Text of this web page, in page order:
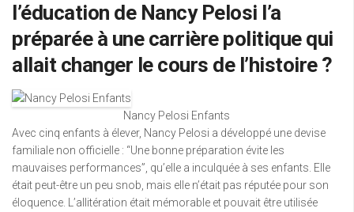
l’éducation de Nancy Pelosi l’a
préparée à une carrière politique qui
allait changer le cours de l’histoire ?
Nancy Pelosi Enfants
Avec cinq enfants à élever, Nancy Pelosi a développé une devise
familiale non officielle : “Une bonne préparation évite les
mauvaises performances”, qu’elle a inculquée à ses enfants. Elle
était peut-être un peu snob, mais elle n’était pas réputée pour son
éloquence. L’allitération était mémorable et pouvait être utilisée